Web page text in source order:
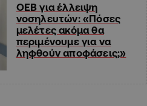
ΟΕΒ για έλλειψη
νοσηλευτών: «Πόσες
μελέτες ακόμα θα
περιμένουμε για να
ληφθούν αποφάσεις;»